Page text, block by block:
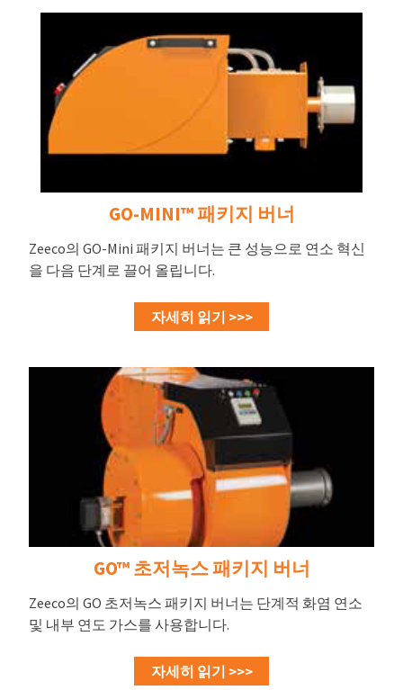
GO-MINI™ 패키지 버너
Zeeco의 GO-Mini 패키지 버너는 큰 성능으로 연소 혁신
을 다음 단계로 끌어 올립니다.
자세히 읽기 >>>
GO™ 초저녹스 패키지 버너
Zeeco의 GO 초저녹스 패키지 버너는 단계적 화염 연소
및 내부 연도 가스를 사용합니다.
자세히 읽기 >>>